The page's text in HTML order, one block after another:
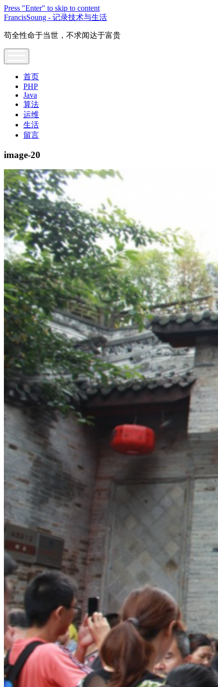
Press "Enter" to skip to content
FrancisSoung - 记录技术与生活
苟全性命于当世，不求闻达于富贵
首页
PHP
Java
算法
运维
生活
留言
image-20